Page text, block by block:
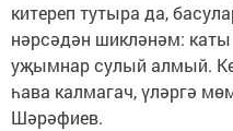
китереп тутыра да,
нәрсәдән шикләнәм:
уҗымнар сулый алмый.
һава калмагач, үләргә
Шәрәфиев.